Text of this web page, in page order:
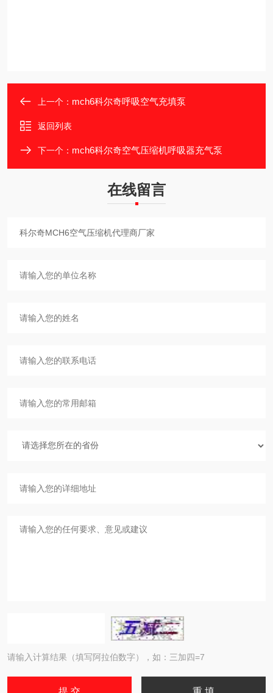
上一个： mch6科尔奇呼吸空气充填泵
返回列表
下一个： mch6科尔奇空气压缩机呼吸器充气泵
在线留言
请输入计算结果（填写阿拉伯数字），如：三加四=7